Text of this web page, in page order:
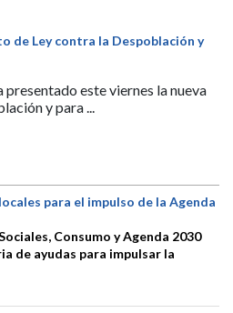
de Ley contra la Despoblación y
este viernes la nueva
y para ...
para el impulso de la Agenda
Consumo y Agenda 2030
de ayudas para impulsar la